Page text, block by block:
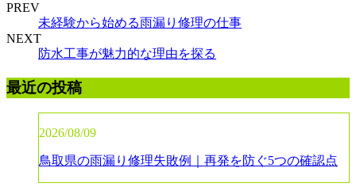
PREV
未経験から始める雨漏り修理の仕事
NEXT
防水工事が魅力的な理由を探る
最近の投稿
2026/08/09
鳥取県の雨漏り修理失敗例｜再発を防ぐ5つの確認点